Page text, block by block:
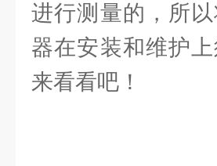
进行测量的，所
器在安装和维护
来看看吧！